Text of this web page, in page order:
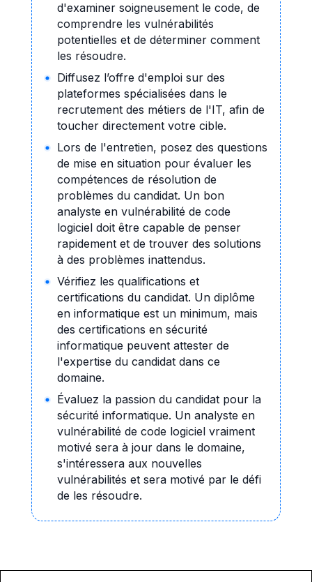
d'examiner soigneusement le code, de
comprendre les vulnérabilités
potentielles et de déterminer comment
les résoudre.
Diffusez l’offre d'emploi sur des
plateformes spécialisées dans le
recrutement des métiers de l'IT, afin de
toucher directement votre cible.
Lors de l'entretien, posez des questions
de mise en situation pour évaluer les
compétences de résolution de
problèmes du candidat. Un bon
analyste en vulnérabilité de code
logiciel doit être capable de penser
rapidement et de trouver des solutions
à des problèmes inattendus.
Vérifiez les qualifications et
certifications du candidat. Un diplôme
en informatique est un minimum, mais
des certifications en sécurité
informatique peuvent attester de
l'expertise du candidat dans ce
domaine.
Évaluez la passion du candidat pour la
sécurité informatique. Un analyste en
vulnérabilité de code logiciel vraiment
motivé sera à jour dans le domaine,
s'intéressera aux nouvelles
vulnérabilités et sera motivé par le défi
de les résoudre.